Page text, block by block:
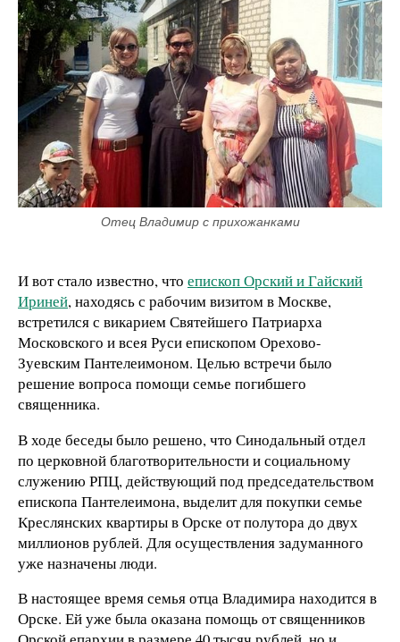
Отец Владимир с прихожанками
И вот стало известно, что епископОрский и Гайский
Ириней, находясь с рабочим визитом в Москве,
встретился с викарием Святейшего Патриарха
Московского и всея Руси епископом Орехово-
Зуевским Пантелеимоном. Целью встречи было
решение вопроса помощи семье погибшего
священника.
В ходе беседы было решено, что Синодальный отдел
по церковной благотворительности и социальному
служению РПЦ, действующий под председательством
епископа Пантелеимона, выделит для покупки семье
Креслянских квартиры в Орске от полутора до двух
миллионов рублей. Для осуществления задуманного
уже назначены люди.
В настоящее время семья отца Владимира находится в
Орске. Ей уже была оказана помощь от священников